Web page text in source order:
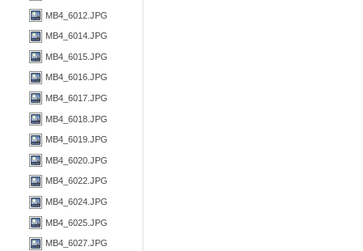
MB4_6012.JPG
MB4_6014.JPG
MB4_6015.JPG
MB4_6016.JPG
MB4_6017.JPG
MB4_6018.JPG
MB4_6019.JPG
MB4_6020.JPG
MB4_6022.JPG
MB4_6024.JPG
MB4_6025.JPG
MB4_6027.JPG